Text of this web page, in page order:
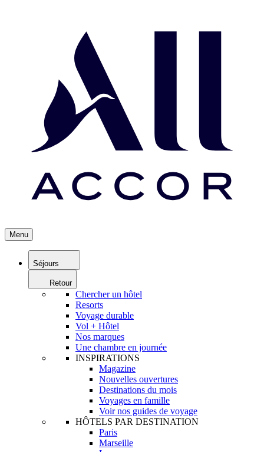
Menu
Séjours
Retour
Chercher un hôtel
Resorts
Voyage durable
Vol + Hôtel
Nos marques
Une chambre en journée
INSPIRATIONS
Magazine
Nouvelles ouvertures
Destinations du mois
Voyages en famille
Voir nos guides de voyage
HÔTELS PAR DESTINATION
Paris
Marseille